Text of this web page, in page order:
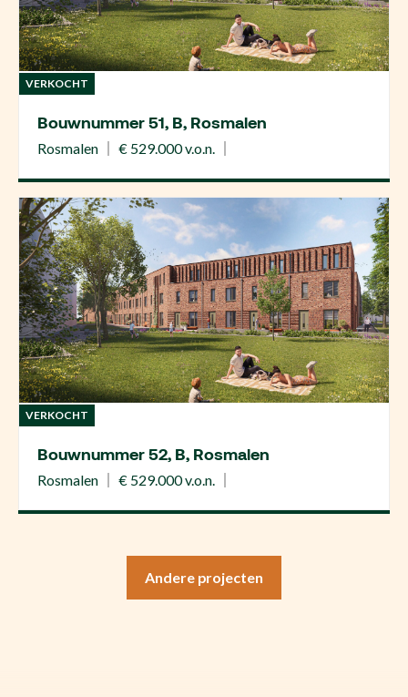
VERKOCHT
Bouwnummer 51, B, Rosmalen
Rosmalen € 529.000 v.o.n.
VERKOCHT
Bouwnummer 52, B, Rosmalen
Rosmalen € 529.000 v.o.n.
Andere projecten